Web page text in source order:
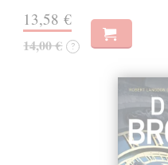
13,58 €
14,00 € ?